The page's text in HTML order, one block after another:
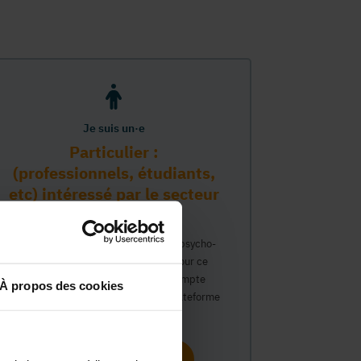
À propos des cookies
Je suis un·e
Particulier :
(professionnels, étudiants,
etc) intéressé par le secteur
PMS
Vous travaillez déjà dans le secteur psycho-
médico-social ou avez un intérêt pour ce
secteur et souhaitez obtenir un compte
personnel pour interagir sur notre plateforme